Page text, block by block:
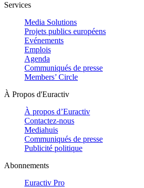
Services
Media Solutions
Projets publics européens
Evénements
Emplois
Agenda
Communiqués de presse
Members’ Circle
À Propos d'Euractiv
À propos d’Euractiv
Contactez-nous
Mediahuis
Communiqués de presse
Publicité politique
Abonnements
Euractiv Pro